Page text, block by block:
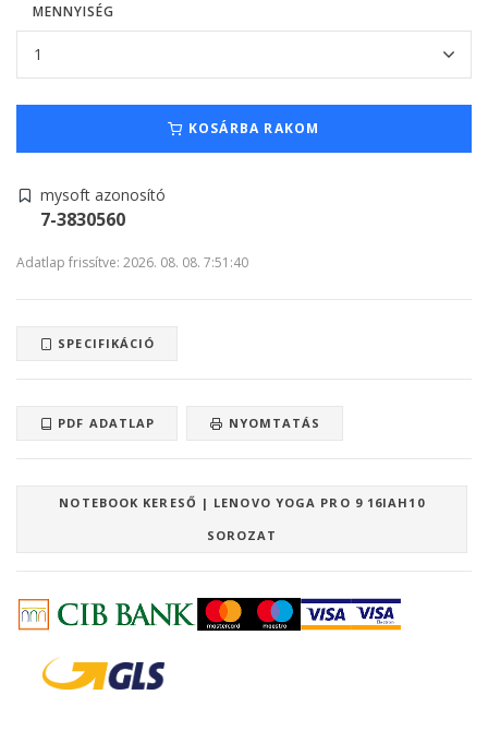
MENNYISÉG
KOSÁRBA RAKOM
mysoft azonosító
7-3830560
Adatlap frissítve: 2026. 08. 08. 7:51:40
SPECIFIKÁCIÓ
PDF ADATLAP NYOMTATÁS
NOTEBOOK KERESŐ | LENOVO YOGA PRO 9 16IAH10
SOROZAT